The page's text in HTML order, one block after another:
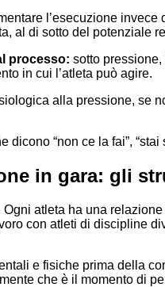
l’esecuzione
al di sotto del potenziale
processo: sotto
in cui l’atleta può agire.
alla pressione, se
dicono “non ce la fai”,
in gara: gli
atleta ha una
con atleti di discipline
e fisiche prima della
che è il momento di